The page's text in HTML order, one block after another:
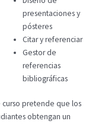
presentaciones y
pósteres
Citar y referenciar
Gestor de
referencias
bibliográficas
curso pretende que los
obtengan un